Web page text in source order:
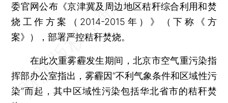
委官网公布《京津冀及周边地区秸秆综合利用和焚
烧工作方案（2014-2015年）》（下称《方
案》），部署严控秸秆焚烧。
在此次重雾霾发生期间，北京市空气重污染指
挥部办公室指出，雾霾因“不利气象条件和区域性污
染”而起，其中区域性污染包括华北省市的秸秆焚